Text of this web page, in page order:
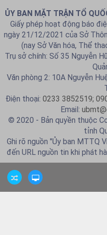
ỦY BAN MẶT TRẬN TỔ
Giấy phép hoạt động báo
ngày 21/12/2021 của Sở
(nay Sở Văn hóa, Thể
Trụ sở chính: Số 35 Nguyễn
Văn phòng 2: 10A Nguyễn
Điện thoại: 0233 3852519;
Email:
© 2020 - Bản quyền thuộc
tỉnh
Ghi rõ nguồn "Ủy ban MTTQ
đến URL nguồn tin khi phát